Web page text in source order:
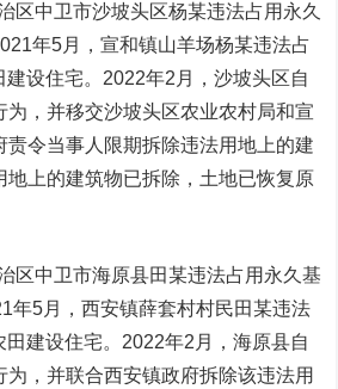
中卫市沙坡头区杨某违法占用永久
年5月，宣和镇山羊场杨某违法占
建设住宅。2022年2月，沙坡头区自
为，并移交沙坡头区农业农村局和宣
责令当事人限期拆除违法用地上的建
地上的建筑物已拆除，土地已恢复原
中卫市海原县田某违法占用永久基
年5月，西安镇薛套村村民田某违法
建设住宅。2022年2月，海原县自
，并联合西安镇政府拆除该违法用